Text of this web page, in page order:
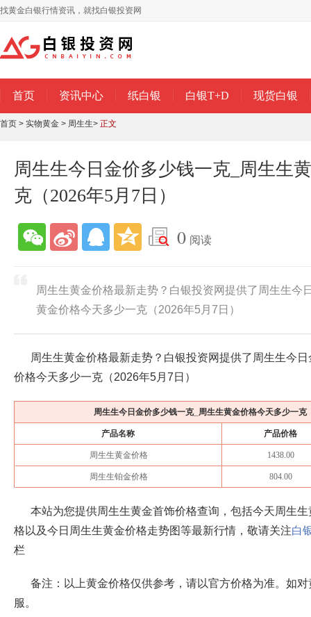
找黄金白银行情资讯，就找白银投资网
首页 资讯中心 纸白银 白银T+D 现货白银
首页 > 实物黄金 > 周生生> 正文
周生生今日金价多少钱一克_周生生
克（2026年5月7日）
0 阅读
周生生黄金价格最新走势？白银投资网提供了周生生今
黄金价格今天多少一克（2026年5月7日）
周生生黄金价格最新走势？白银投资网提供了周生生今
价格今天多少一克（2026年5月7日 ）
周生生今日金价多少钱一克_周生生黄金价格今天多少一克
产品名称 产品价格
周生生黄金价格 1438.00
周生生铂金价格 804.00
本站为您提供周生生黄金首饰价格查询，包括今天周生
格以及今日周生生黄金价格走势图等最新行情，敬请关注白
栏
备注：以上黄金价格仅供参考，请以官方价格为准。如
服。